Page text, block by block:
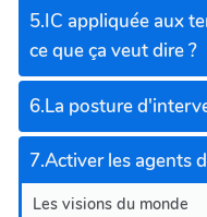
5.IC appliquée aux
ce que ça veut dire ?
6.La posture
7.Activer les agents
Les visions du monde